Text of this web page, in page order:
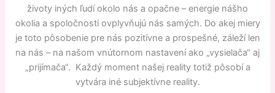
životy iných ľudí okolo nás a opačne – energie nášho
okolia a spoločnosti ovplyvňujú nás samých. Do akej miery
je toto pôsobenie pre nás pozitívne a prospešné, záleží len
na nás – na našom vnútornom nastavení ako „vysielača“ aj
„prijímača“. Každý moment našej reality totiž pôsobí a
vytvára iné subjektívne reality.